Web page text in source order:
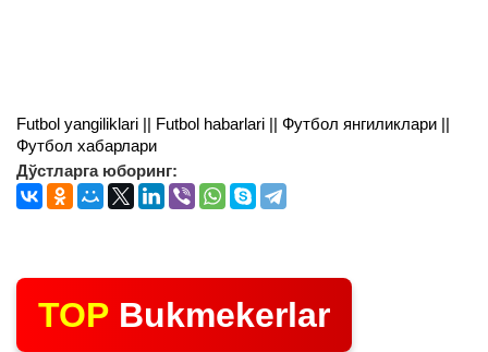
Futbol yangiliklari || Futbol habarlari || Футбол янгиликлари ||
Футбол хабарлари
Дўстларга юборинг:
TOP Bukmekerlar